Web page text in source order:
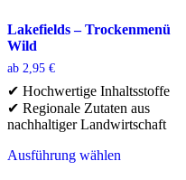
Lakefields – Trockenmenü
Wild
ab 2,95 €
✔ Hochwertige Inhaltsstoffe
✔ Regionale Zutaten aus
nachhaltiger Landwirtschaft
Ausführung wählen